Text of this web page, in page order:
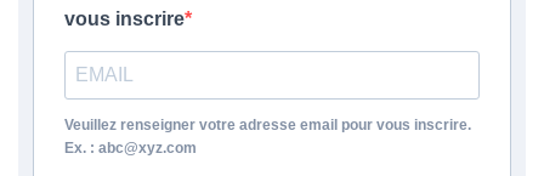
vous inscrire
Veuillez renseigner votre adresse email pour vous inscrire.
Ex. : abc@xyz.com